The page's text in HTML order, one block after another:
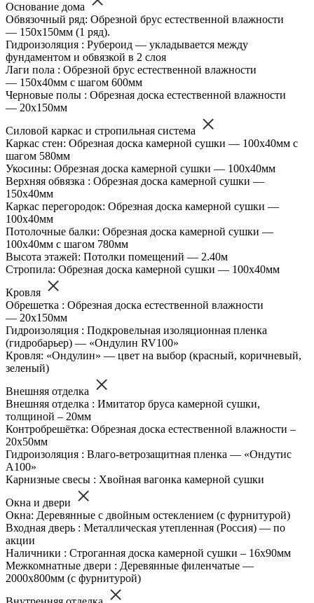
Основание дома
Обвязочный ряд: Обрезной брус естественной влажности
— 150х150мм (1 ряд).
Гидроизоляция : Рубероид — укладывается между
фундаментом и обвязкой в 2 слоя
Лаги пола : Обрезной брус естественной влажности
— 150х40мм с шагом 600мм
Черновые полы : Обрезная доска естественной влажности
— 20х150мм
Силовой каркас и стропильная система
Каркас стен: Обрезная доска камерной сушки — 100х40мм с
шагом 580мм
Укосины: Обрезная доска камерной сушки — 100х40мм
Верхняя обвязка : Обрезная доска камерной сушки —
150х40мм
Каркас перегородок: Обрезная доска камерной сушки —
100х40мм
Потолочные балки: Обрезная доска камерной сушки —
100х40мм с шагом 780мм
Высота этажей: Потолки помещений — 2.40м
Стропила: Обрезная доска камерной сушки — 100х40мм
Кровля
Обрешетка : Обрезная доска естественной влажности
— 20х150мм
Гидроизоляция : Подкровельная изоляционная пленка
(гидробарьер) — «Ондулин RV100»
Кровля: «Ондулин» — цвет на выбор (красный, коричневый,
зеленый)
Внешняя отделка
Внешняя отделка : Имитатор бруса камерной сушки,
толщиной – 20мм
Контробрешётка: Обрезная доска естественной влажности –
20х50мм
Гидроизоляция : Влаго-ветрозащитная пленка — «Ондутис
А100»
Карнизные свесы : Хвойная вагонка камерной сушки
Окна и двери
Окна: Деревянные с двойным остеклением (с фурнитурой)
Входная дверь : Металлическая утепленная (Россия) — по
акции
Наличники : Строганная доска камерной сушки – 16х90мм
Межкомнатные двери : Деревянные филенчатые —
2000х800мм (с фурнитурой)